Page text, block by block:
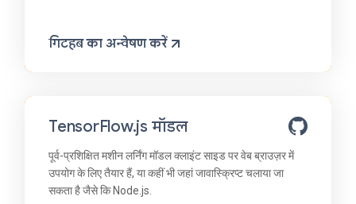
गिटहब का अन्वेषण करें
TensorFlow.js मॉडल
पूर्व-प्रशिक्षित मशीन लर्निंग मॉडल क्लाइंट साइड पर वेब ब्राउज़र में
उपयोग के लिए तैयार हैं, या कहीं भी जहां जावास्क्रिप्ट चलाया जा
सकता है जैसे कि Node.js.